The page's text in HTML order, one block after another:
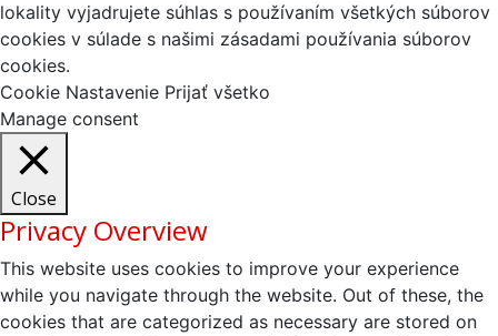
lokality vyjadrujete súhlas s používaním všetkých súborov
cookies v súlade s našimi zásadami používania súborov
cookies.
Cookie Nastavenie Prijať všetko
Manage consent
Close
Privacy Overview
This website uses cookies to improve your experience
while you navigate through the website. Out of these, the
cookies that are categorized as necessary are stored on